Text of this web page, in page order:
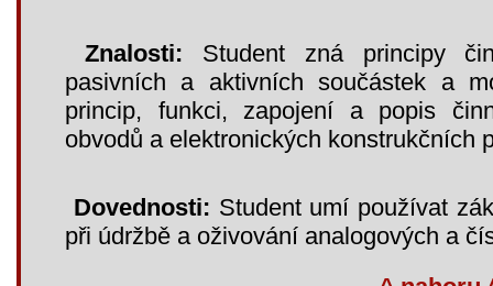
Znalosti: Student zná principy
pasivních a aktivních součástek a
princip, funkci, zapojení a popis
obvodů a elektronických konstrukčních
Dovednosti: Student umí používat
při údržbě a oživování analogových a